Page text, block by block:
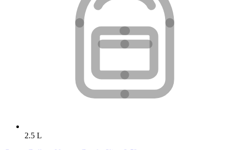
2.5 L